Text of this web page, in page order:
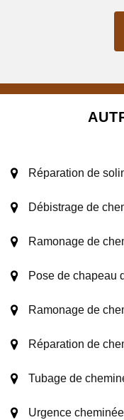
Réparation de
Débistrage de
Ramonage de
Pose de chapeau
Ramonage de
Réparation de
Tubage de
Urgence